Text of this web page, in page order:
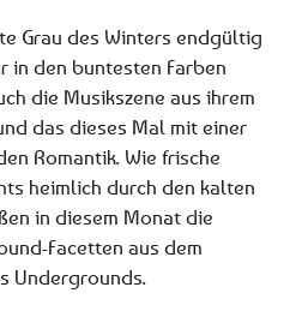
Grau des Winters endgültig
in den buntesten Farben
die Musikszene aus ihrem
das dieses Mal mit einer
Romantik. Wie frische
heimlich durch den kalten
in diesem Monat die
Facetten aus dem
Undergrounds.